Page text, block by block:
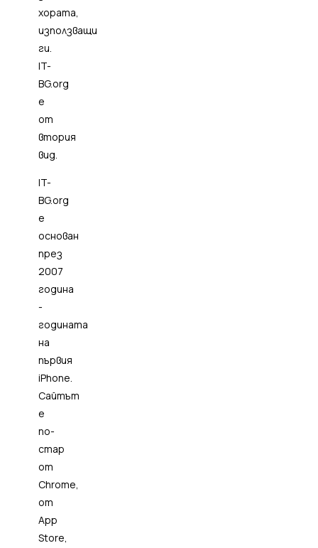
хората,
използващи
ги.
IT-
BG.org
е
от
втория
вид.
IT-
BG.org
е
основан
през
2007
година
-
годината
на
първия
iPhone.
Сайтът
е
по-
стар
от
Chrome,
от
App
Store,